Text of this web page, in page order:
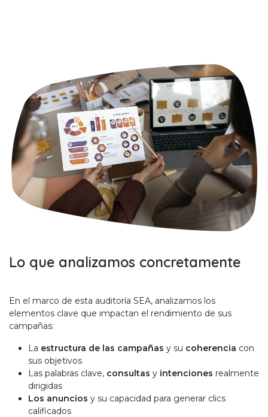
Lo que analizamos concretamente
En el marco de esta auditoría SEA, analizamos los
elementos clave que impactan el rendimiento de sus
campañas:
La estructura de las campañas y su coherencia con
sus objetivos
Las palabras clave, consultas y intenciones realmente
dirigidas
Los anuncios y su capacidad para generar clics
calificados